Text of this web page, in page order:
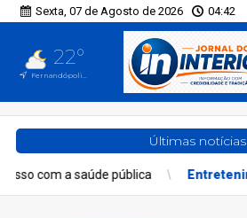
Sexta, 07 de Agosto de 2026 04:42
22°
Fernandópolis, SP
Últimas notícias
Entretenimento Experiência